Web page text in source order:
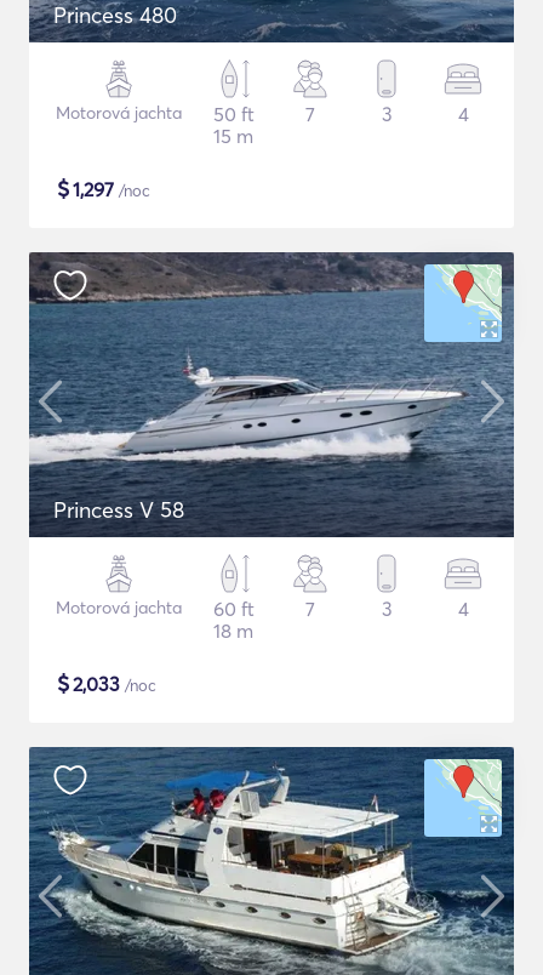
Princess 480
Motorová jachta
50 ft
15 m
7 3 4
$1,297 /noc
Princess V 58
Motorová jachta
60 ft
18 m
7 3 4
$2,033 /noc